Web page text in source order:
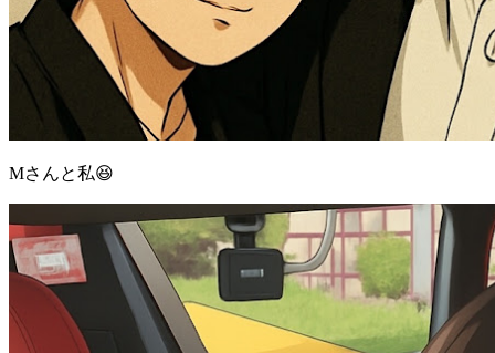
Mさんと私😆